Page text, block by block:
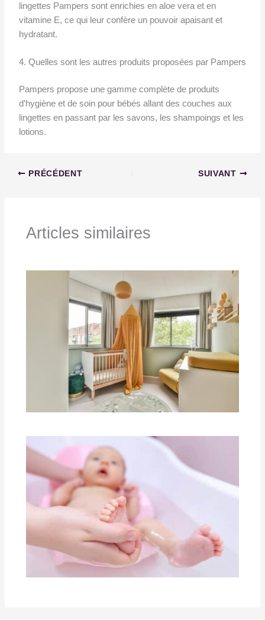
lingettes Pampers sont enrichies en aloe vera et en
vitamine E, ce qui leur confère un pouvoir apaisant et
hydratant.
4. Quelles sont les autres produits proposées par Pampers
Pampers propose une gamme complète de produits
d’hygiène et de soin pour bébés allant des couches aux
lingettes en passant par les savons, les shampoings et les
lotions.
PRÉCÉDENT SUIVANT
Articles similaires